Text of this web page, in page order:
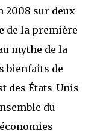
2008 sur deux
de la première
mythe de la
bienfaits de
des États-Unis
du